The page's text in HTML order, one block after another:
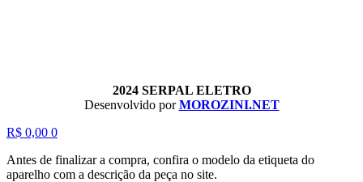
2024 SERPAL ELETRO
Desenvolvido porMOROZINI.NET
R$ 0,00 0
Antes de finalizar a compra, confira o modelo da etiqueta do
aparelho com a descrição da peça no site.